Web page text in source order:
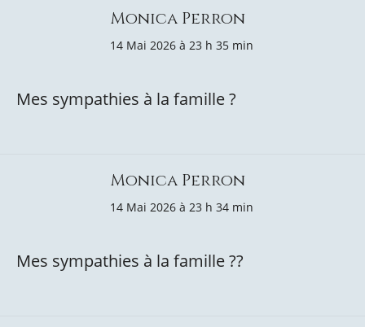
Monica Perron
14 Mai 2026 à 23 h 35 min
Mes sympathies à la famille ?️
Monica Perron
14 Mai 2026 à 23 h 34 min
Mes sympathies à la famille ?️?️